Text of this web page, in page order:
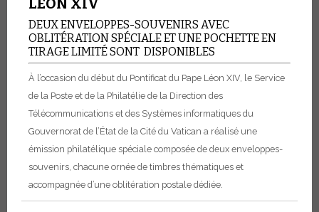
LÉON XIV
DEUX ENVELOPPES-SOUVENIRS AVEC
OBLITÉRATION SPÉCIALE ET UNE POCHETTE EN
TIRAGE LIMITÉ SONT DISPONIBLES
À l’occasion du début du Pontificat du Pape Léon XIV, le Service
de la Poste et de la Philatélie de la Direction des
Télécommunications et des Systèmes informatiques du
Gouvernorat de l’État de la Cité du Vatican a réalisé une
émission philatélique spéciale composée de deux enveloppes-
souvenirs, chacune ornée de timbres thématiques et
accompagnée d’une oblitération postale dédiée.